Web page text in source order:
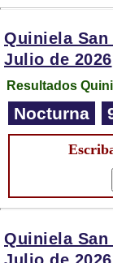
Quiniela
Julio de 2026
Resultados
Nocturna
Quiniela